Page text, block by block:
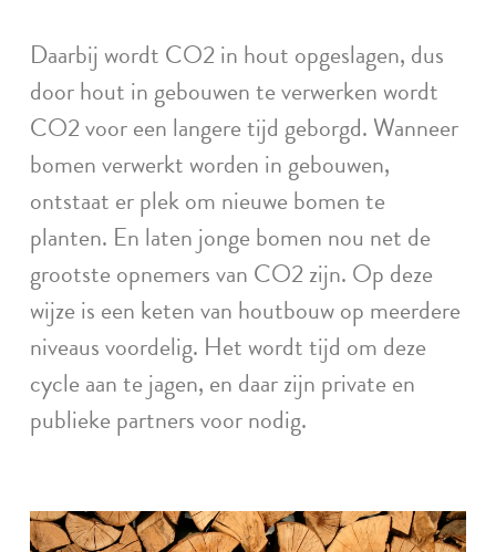
Daarbij wordt CO2 in hout opgeslagen, dus
door hout in gebouwen te verwerken wordt
CO2 voor een langere tijd geborgd. Wanneer
bomen verwerkt worden in gebouwen,
ontstaat er plek om nieuwe bomen te
planten. En laten jonge bomen nou net de
grootste opnemers van CO2 zijn. Op deze
wijze is een keten van houtbouw op meerdere
niveaus voordelig. Het wordt tijd om deze
cycle aan te jagen, en daar zijn private en
publieke partners voor nodig.